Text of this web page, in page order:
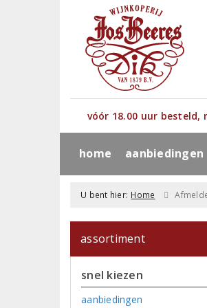
vóór 18.00 uur besteld,
home aanbiedingen
U bent hier: Home
assortiment
snel kiezen
aanbiedingen